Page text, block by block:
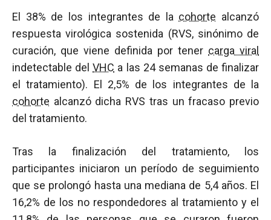
El 38% de los integrantes de la cohorte alcanzó
respuesta virológica sostenida (RVS, sinónimo de
curación, que viene definida por tener carga viral
indetectable delVHC a las 24 semanas de finalizar
el tratamiento). El 2,5% de los integrantes de la
cohorte alcanzó dicha RVS tras un fracaso previo
del tratamiento.
Tras la finalización del tratamiento, los
participantes iniciaron un período de seguimiento
que se prolongó hasta una mediana de 5,4 años. El
16,2% de los no respondedores al tratamiento y el